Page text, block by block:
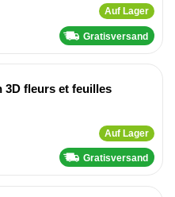
Auf Lager
Gratisversand
3D fleurs et feuilles
Auf Lager
Gratisversand